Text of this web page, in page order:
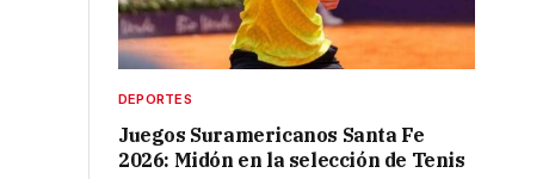
DEPORTES
Juegos Suramericanos Santa Fe
2026: Midón en la selección de Tenis